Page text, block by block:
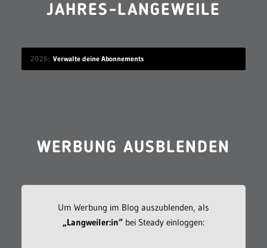
JAHRES-LANGEWEILE
2026 Verwalte deine Abonnements
WERBUNG AUSBLENDEN
Um Werbung im Blog auszublenden, als
„Langweiler:in“bei Steady einloggen: